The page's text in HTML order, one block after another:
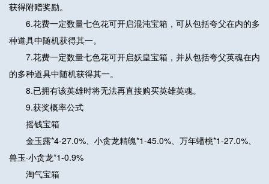
获得附赠奖励。
6.花费一定数量七色花可开启混沌宝箱，可从包括夸父在内的多
种道具中随机获得其一。
7.花费一定数量七色花可开启妖皇宝箱，并从包括夸父英魂在内
的多种道具中随机获得其一。
8.已拥有该英雄时将无法再直接购买英雄英魂。
9.获奖概率公式
摇钱宝箱
金玉露*4-27.0%、小贪龙精魄*1-45.0%、万年蟠桃*1-27.0%、
兽玉·小贪龙*1-0.9%
淘气宝箱